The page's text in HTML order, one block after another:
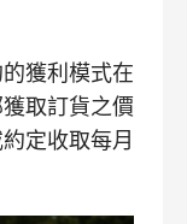
獲利模式在
取訂貨之價
定收取每月